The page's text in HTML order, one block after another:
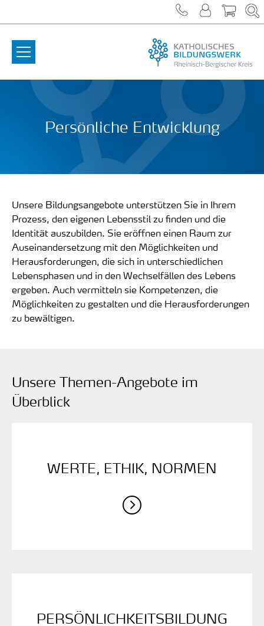
Persönliche Entwicklung
Unsere Bildungsangebote unterstützen Sie in Ihrem
Prozess, den eigenen Lebensstil zu finden und die
Identität auszubilden. Sie eröffnen einen Raum zur
Auseinandersetzung mit den Möglichkeiten und
Herausforderungen, die sich in unterschiedlichen
Lebensphasen und in den Wechselfällen des Lebens
ergeben. Auch vermitteln sie Kompetenzen, die
Möglichkeiten zu gestalten und die Herausforderungen
zu bewältigen.
Unsere Themen-Angebote im
Überblick
WERTE, ­ETHIK, ­NORMEN
PERSÖNLICHKEITS­BILDUNG